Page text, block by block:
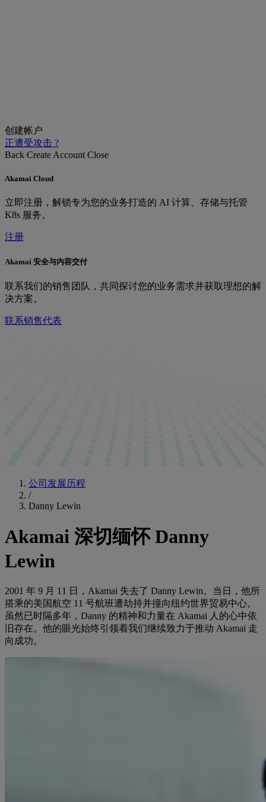
创建帐户
正遭受攻击 ?
Back Create Account Close
Akamai Cloud
立即注册，解锁专为您的业务打造的 AI 计算、存储与托管
K8s 服务。
注册
Akamai 安全与内容交付
联系我们的销售团队，共同探讨您的业务需求并获取理想的解
决方案。
联系销售代表
公司发展历程
/
Danny Lewin
Akamai 深切缅怀 Danny
Lewin
2001 年 9 月 11 日，Akamai 失去了 Danny Lewin。当日，他所
搭乘的美国航空 11 号航班遭劫持并撞向纽约世界贸易中心。
虽然已时隔多年，Danny 的精神和力量在 Akamai 人的心中依
旧存在。他的眼光始终引领着我们继续致力于推动 Akamai 走
向成功。